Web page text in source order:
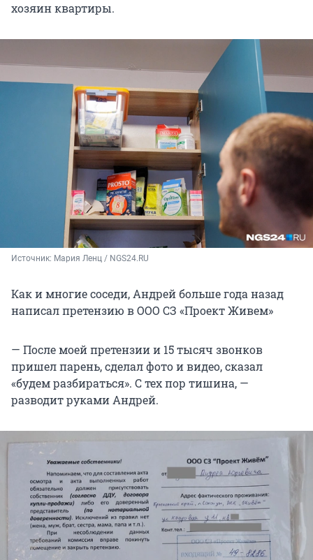
хозяин квартиры.
Источник: Мария Ленц / NGS24.RU
Как и многие соседи, Андрей больше года назад
написал претензию в ООО СЗ «Проект Живем»
— После моей претензии и 15 тысяч звонков
пришел парень, сделал фото и видео, сказал
«будем разбираться». С тех пор тишина, —
разводит руками Андрей.